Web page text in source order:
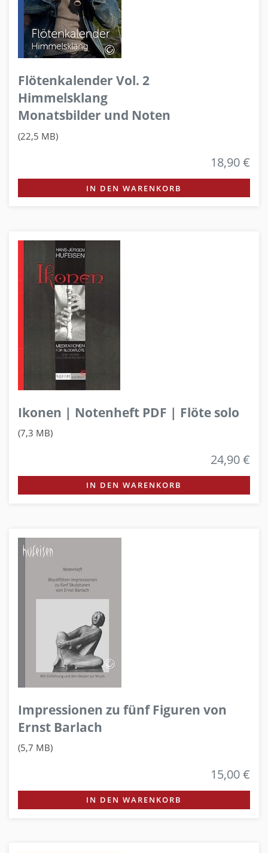
Flötenkalender Vol. 2
Himmelsklang
Monatsbilder und Noten
(22,5 MB)
18,90 €
IN DEN WARENKORB
Ikonen | Notenheft PDF | Flöte solo
(7,3 MB)
24,90 €
IN DEN WARENKORB
Impressionen zu fünf Figuren von
Ernst Barlach
(5,7 MB)
15,00 €
IN DEN WARENKORB